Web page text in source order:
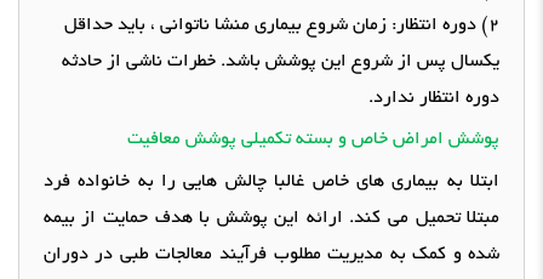
2)
دوره انتظار : زمان شروع بیماری منشا ناتوانی ، باید حداقل
یکسال پس از شروع این پوشش باشد. خطرات ناشی از حادثه
دوره انتظار ندارد.
پوشش امراض خاص و بسته تکمیلی پوشش معافیت
ابتلا به بیماری های خاص غالبا چالش هایی را به خانواده فرد
مبتلا تحمیل می کند. ارائه این پوشش با هدف حمایت از بیمه
شده و کمک به مدیریت مطلوب فرآیند معالجات طبی در دوران